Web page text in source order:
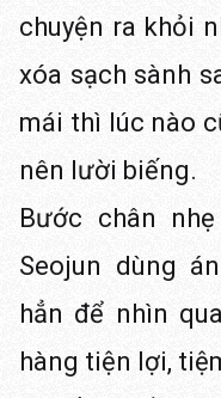
chuyện ra khỏi
xóa sạch sành
mái thì lúc nào
nên lười biếng.
Bước chân
Seojun dùng
hẳn để nhìn
hàng tiện lợi,